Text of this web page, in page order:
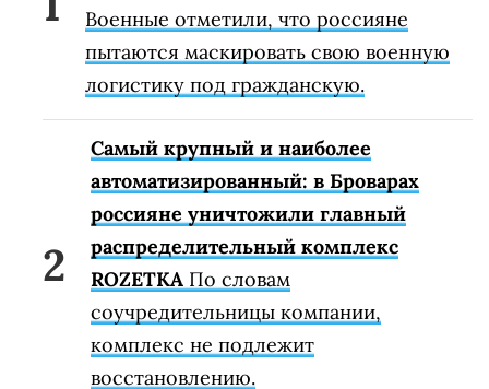
Военные отметили, что россияне
пытаются маскировать свою военную
логистику под гражданскую.
Самый крупный и наиболее
автоматизированный: в Броварах
россияне уничтожили главный
распределительный комплекс
ROZETKA По словам
соучредительницы компании,
комплекс не подлежит
восстановлению.